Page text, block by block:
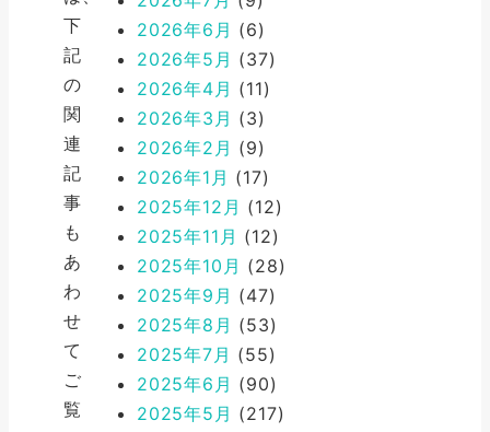
下
記
の
関
連
記
事
も
あ
わ
せ
て
ご
覧
2026年6月 (6)
2026年5月 (37)
2026年4月 (11)
2026年3月 (3)
2026年2月 (9)
2026年1月 (17)
2025年12月 (12)
2025年11月 (12)
2025年10月 (28)
2025年9月 (47)
2025年8月 (53)
2025年7月 (55)
2025年6月 (90)
2025年5月 (217)